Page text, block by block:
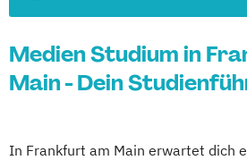
Medien Studium in
Main - Dein
In Frankfurt am Main erwartet dich